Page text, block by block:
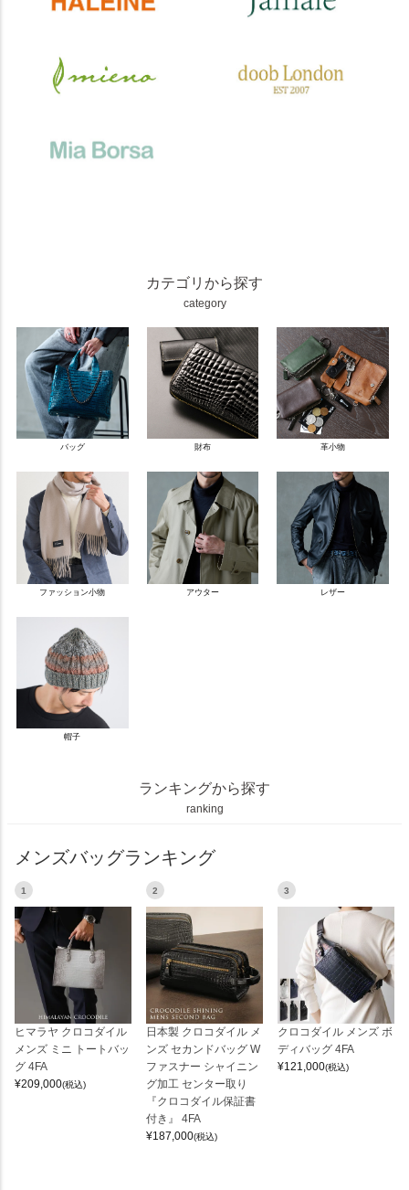
カテゴリから探す
category
バッグ 財布 革小物
ファッション小物 アウター レザー
帽子
ランキングから探す
ranking
メンズバッグランキング
1
ヒマラヤ クロコダイル
メンズ ミニ トートバッ
グ 4FA
¥209,000(税込)
2
日本製 クロコダイル メ
ンズ セカンドバッグ W
ファスナー シャイニン
グ加工 センター取り
『クロコダイル保証書
付き』 4FA
¥187,000(税込)
3
クロコダイル メンズ ボ
ディバッグ 4FA
¥121,000(税込)